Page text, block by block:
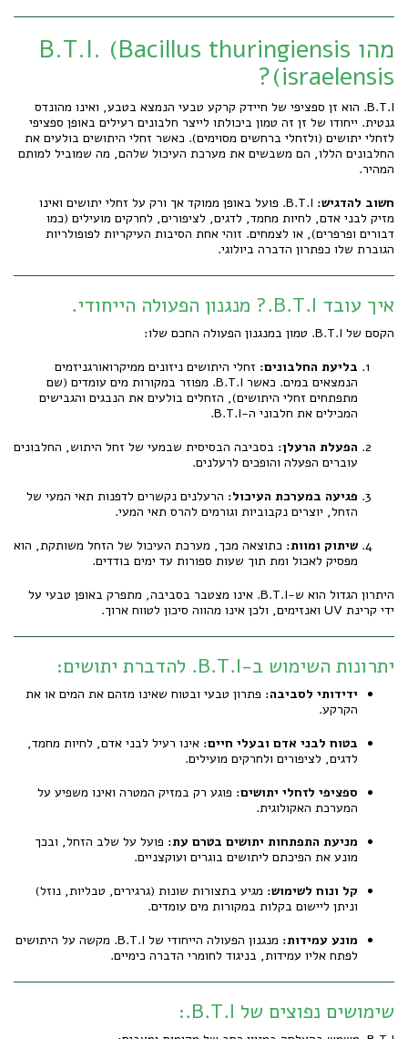
מהו B.T.I. (Bacillus thuringiensis
israelensis)?
B.T.I. הוא זן ספציפי של חיידק קרקע טבעי הנמצא בטבע, ואינו מהונדס
גנטית. ייחודו של זן זה טמון ביכולתו לייצר חלבונים רעילים באופן ספציפי
לזחלי יתושים (ולזחלי ברחשים מסוימים). כאשר זחלי היתושים בולעים את
החלבונים הללו, הם משבשים את מערכת העיכול שלהם, מה שמוביל למותם
המהיר.
חשוב להדגיש:
B.T.I. פועל באופן ממוקד אך ורק על זחלי יתושים ואינו
מזיק לבני אדם, לחיות מחמד, לדגים, לציפורים, לחרקים מועילים (כמו
דבורים ופרפרים), או לצמחים. זוהי אחת הסיבות העיקריות לפופולריות
הגוברת שלו כפתרון הדברה ביולוגי.
איך עובד B.T.I.? מנגנון הפעולה הייחודי.
הקסם של B.T.I. טמון במנגנון הפעולה החכם שלו:
בליעת החלבונים: זחלי היתושים ניזונים ממיקרואורגניזמים
הנמצאים במים. כאשר B.T.I. מפוזר במקורות מים עומדים (שם
מתפתחים זחלי היתושים), הזחלים בולעים את הנבגים והגבישים
המכילים את חלבוני ה-B.T.I.
הפעלת הרעלן: בסביבה הבסיסית שבמעי של זחל היתוש, החלבונים
עוברים הפעלה והופכים לרעלנים.
פגיעה במערכת העיכול: הרעלנים נקשרים לדפנות תאי המעי של
הזחל, יוצרים נקבוביות וגורמים להרס תאי המעי.
שיתוק ומוות: כתוצאה מכך, מערכת העיכול של הזחל משותקת, הוא
מפסיק לאכול ומת תוך שעות ספורות עד ימים בודדים.
היתרון הגדול הוא ש-B.T.I. אינו מצטבר בסביבה, מתפרק באופן טבעי על
ידי קרינת UV ואנזימים, ולכן אינו מהווה סיכון לטווח ארוך.
יתרונות השימוש ב-B.T.I. להדברת יתושים:
ידידותי לסביבה: פתרון טבעי ובטוח שאינו מזהם את המים או את
הקרקע.
בטוח לבני אדם ובעלי חיים: אינו רעיל לבני אדם, לחיות מחמד,
לדגים, לציפורים ולחרקים מועילים.
ספציפי לזחלי יתושים: פוגע רק במזיק המטרה ואינו משפיע על
המערכת האקולוגית.
מניעת התפתחות יתושים בטרם עת: פועל על שלב הזחל, ובכך
מונע את הפיכתם ליתושים בוגרים ועוקצניים.
קל ונוח לשימוש: מגיע בתצורות שונות (גרגירים, טבליות, נוזל)
וניתן ליישום בקלות במקורות מים עומדים.
מונע עמידות:
מנגנון הפעולה הייחודי של B.T.I. מקשה על היתושים
לפתח אליו עמידות, בניגוד לחומרי הדברה כימיים.
שימושים נפוצים של B.T.I.: